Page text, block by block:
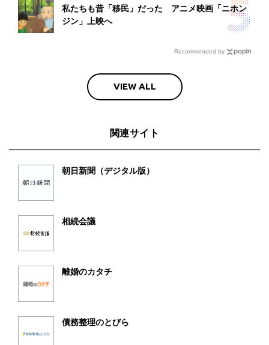
私たちも昔「移民」だった アニメ映画「ニホン
ジン」上映へ
Recommended by
VIEW ALL
関連サイト
朝日新聞（デジタル版）
相続会議
離婚のカタチ
債務整理のとびら